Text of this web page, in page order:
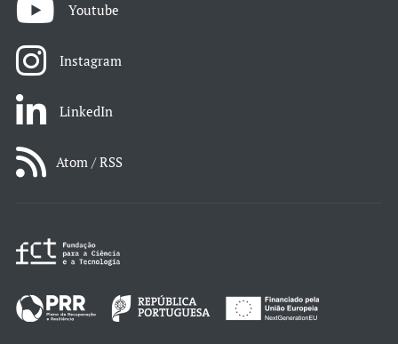
Youtube
Instagram
LinkedIn
Atom / RSS